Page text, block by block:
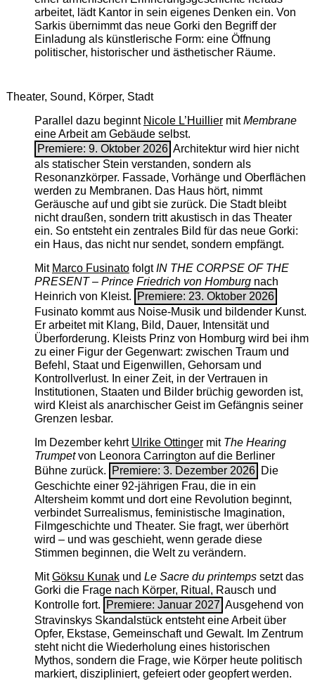
arbeitet, lädt Kantor in sein eigenes Denken ein. Von
Sarkis übernimmt das neue Gorki den Begriff der
Einladung als künstlerische Form: eine Öffnung
politischer, historischer und ästhetischer Räume.
Theater, Sound, Körper, Stadt
Parallel dazu beginnt Nicole L’Huilliermit ­Membrane
eine Arbeit am Gebäude selbst.
Premiere: 9. Oktober 2026 Architektur wird hier nicht
als statischer Stein verstanden, sondern als
Resonanzkörper. Fassade, Vorhänge und Oberflächen
werden zu Membranen. Das Haus hört, nimmt
Geräusche auf und gibt sie zurück. Die Stadt bleibt
nicht draußen, sondern tritt akustisch in das Theater
ein. So entsteht ein zentrales Bild für das neue Gorki:
ein Haus, das nicht nur sendet, sondern empfängt.
Mit Marco FusinatofolgtIN THE CORPSE OF THE
PRESENT – Prince Friedrich von Homburgnach
Heinrich von Kleist.
Premiere: 23. Oktober 2026
Fusinato kommt aus Noise-Musik und bildender Kunst.
Er arbeitet mit Klang, Bild, Dauer, Intensität und
Überforderung. Kleists Prinz von Homburg wird bei ihm
zu einer Figur der Gegenwart: zwischen Traum und
Befehl, Staat und Eigenwillen, Gehorsam und
Kontrollverlust. In einer Zeit, in der Vertrauen in
Institutionen, Staaten und Bilder brüchig geworden ist,
wird Kleist als anarchischer Geist im Gefängnis seiner
Grenzen lesbar.
Im Dezember kehrt Ulrike Ottingermit The ­Hearing
Trumpetvon Leonora Carrington auf die Berliner
Bühne zurück.
Premiere: 3. Dezember 2026 Die
Geschichte einer 92-jährigen Frau, die in ein
Altersheim kommt und dort eine Revolution beginnt,
verbindet Surrealismus, feministische Imagination,
Filmgeschichte und Theater. Sie fragt, wer überhört
wird – und was geschieht, wenn gerade diese
Stimmen beginnen, die Welt zu verändern.
MitGöksu Kunakund Le Sacre du printempssetzt das
Gorki die Frage nach Körper, Ritual, Rausch und
Kontrolle fort.
Premiere: Januar 2027 Ausgehend von
Stravinskys Skandalstück entsteht eine Arbeit über
Opfer, Ekstase, Gemeinschaft und Gewalt. Im Zentrum
steht nicht die Wiederholung eines historischen
Mythos, sondern die Frage, wie Körper heute politisch
markiert, diszipliniert, gefeiert oder geopfert werden.